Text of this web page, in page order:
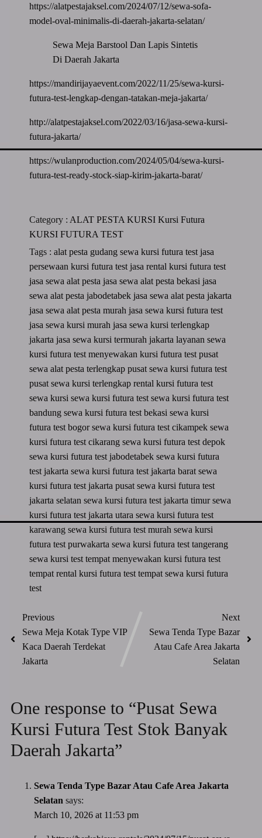
https://alatpestajaksel.com/2024/07/12/sewa-sofa-
model-oval-minimalis-di-daerah-jakarta-selatan/
Sewa Meja Barstool Dan Lapis Sintetis
Di Daerah Jakarta
https://mandirijayaevent.com/2022/11/25/sewa-kursi-
futura-test-lengkap-dengan-tatakan-meja-jakarta/
http://alatpestajaksel.com/2022/03/16/jasa-sewa-kursi-
futura-jakarta/
https://wulanproduction.com/2024/05/04/sewa-kursi-
futura-test-ready-stock-siap-kirim-jakarta-barat/
Category : ALAT PESTAKURSIKursi Futura
KURSI FUTURA TEST
Tags : alat pesta gudang sewa kursi futura testjasa
persewaan kursi futura testjasa rental kursi futura test
jasa sewa alat pestajasa sewa alat pesta bekasijasa
sewa alat pesta jabodetabekjasa sewa alat pesta jakarta
jasa sewa alat pesta murahjasa sewa kursi futura test
jasa sewa kursi murahjasa sewa kursi terlengkap
jakartajasa sewa kursi termurah jakartalayanan sewa
kursi futura testmenyewakan kursi futura testpusat
sewa alat pesta terlengkappusat sewa kursi futura test
pusat sewa kursi terlengkaprental kursi futura test
sewa kursisewa kursi futura testsewa kursi futura test
bandungsewa kursi futura test bekasisewa kursi
futura test bogorsewa kursi futura test cikampeksewa
kursi futura test cikarangsewa kursi futura test depok
sewa kursi futura test jabodetabeksewa kursi futura
test jakartasewa kursi futura test jakarta baratsewa
kursi futura test jakarta pusatsewa kursi futura test
jakarta selatansewa kursi futura test jakarta timursewa
kursi futura test jakarta utarasewa kursi futura test
karawangsewa kursi futura test murahsewa kursi
futura test purwakartasewa kursi futura test tangerang
sewa kursi testtempat menyewakan kursi futura test
tempat rental kursi futura testtempat sewa kursi futura
test
Previous
Sewa Meja Kotak Type VIP
Kaca Daerah Terdekat
Jakarta
Next
Sewa Tenda Type Bazar
Atau Cafe Area Jakarta
Selatan
One response to “Pusat Sewa
Kursi Futura Test Stok Banyak
Daerah Jakarta”
Sewa Tenda Type Bazar Atau Cafe Area Jakarta
Selatan says:
March 10, 2026 at 11:53 pm